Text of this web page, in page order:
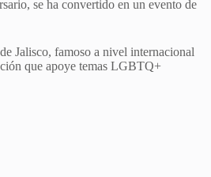
se ha convertido en un evento de
Jalisco, famoso a nivel internacional
que apoye temas LGBTQ+